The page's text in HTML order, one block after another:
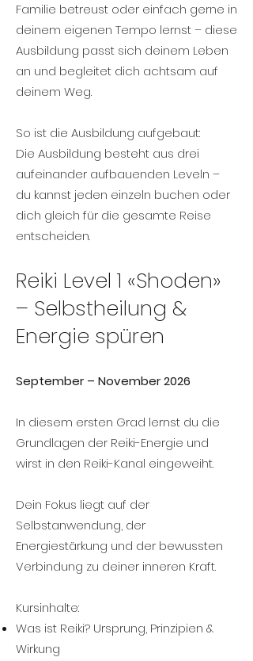
Familie betreust oder einfach gerne in
deinem eigenen Tempo lernst – diese
Ausbildung passt sich deinem Leben
an und begleitet dich achtsam auf
deinem Weg.
So ist die Ausbildung aufgebaut:
Die Ausbildung besteht aus drei
aufeinander aufbauenden Leveln –
du kannst jeden einzeln buchen oder
dich gleich für die gesamte Reise
entscheiden.
Reiki Level 1 «Shoden»
– Selbstheilung &
Energie spüren
September – November 2026
In diesem ersten Grad lernst du die
Grundlagen der Reiki-Energie und
wirst in den Reiki-Kanal eingeweiht.
Dein Fokus liegt auf der
Selbstanwendung, der
Energiestärkung und der bewussten
Verbindung zu deiner inneren Kraft.
Kursinhalte:
Was ist Reiki? Ursprung, Prinzipien &
Wirkung